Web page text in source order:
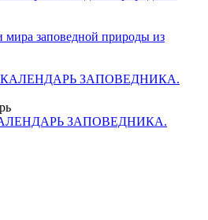
мира заповедной природы из
ЗАПОВЕДНИКА.